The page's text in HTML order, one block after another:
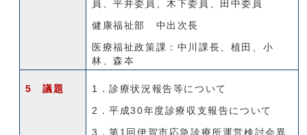
員、平井委員、木下委員、田中委員
健康福祉部 中出次長
医療福祉政策課：中川課長、植田、小
林、森夲
5 議題 1．診療状況報告等について
2．平成30年度診療収支報告について
3．第1回伊賀市応急診療所運営検討会異